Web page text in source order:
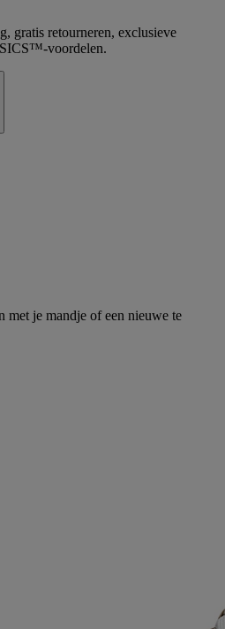
gratis retourneren, exclusieve
voordelen.
met je mandje of een nieuwe te